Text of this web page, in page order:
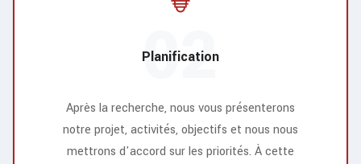
Planification
02
Après la recherche, nous vous présenterons
notre projet, activités, objectifs et nous nous
mettrons d'accord sur les priorités. À cette